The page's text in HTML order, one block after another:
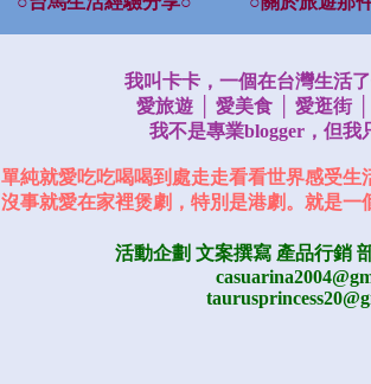
我叫卡卡，一個在台灣生活
愛旅遊 │ 愛美食 │ 愛逛街
我不是專業blogger，但我
單純就愛吃吃喝喝到處走走看看世界感受生
沒事就愛在家裡煲劇，特別是港劇。就是一
活動企劃 文案撰寫 產品行銷